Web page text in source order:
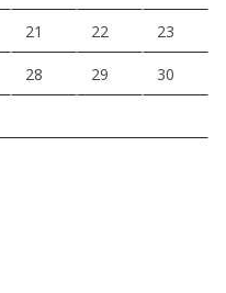
21 22 23
28 29 30